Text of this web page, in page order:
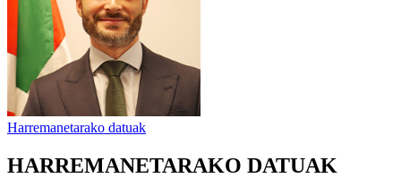
Harremanetarako datuak
HARREMANETARAKO DATUAK